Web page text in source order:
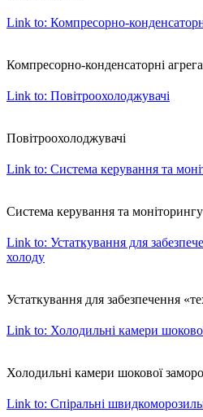
Link to: Компресорно-
Компресорно-конденсаторні
Link to: Повітроохолоджувачі
Повітроохолоджувачі
Link to: Система керування та
Система керування та моніторингу
Link to: Устаткування для
холоду
Устаткування для забезпечення
Link to: Холодильні камери
Холодильні камери шокової
Link to: Спіральні